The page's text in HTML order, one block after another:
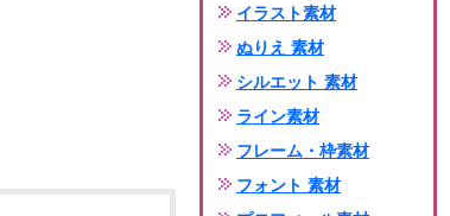
イラスト素材
ぬりえ 素材
シルエット 素材
ライン素材
フレーム・枠素材
フォント 素材